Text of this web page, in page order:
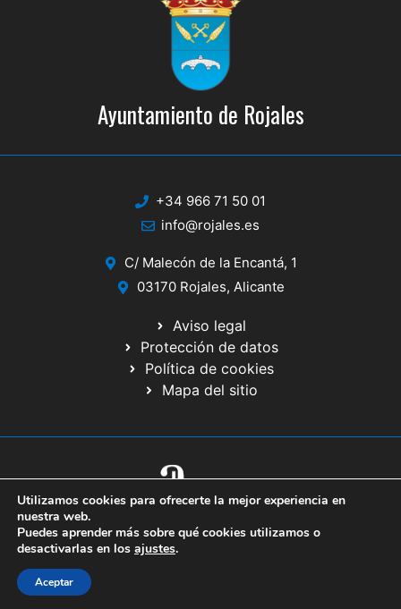
Ayuntamiento de Rojales
+34 966 71 50 01
info@rojales.es
C/ Malecón de la Encantá, 1
03170 Rojales, Alicante
Aviso legal
Protección de datos
Política de cookies
Mapa del sitio
© 2020 Web desarrollada por el Servicio de Informática de Diputación
de Alicante
Utilizamos cookies para ofrecerte la mejor experiencia en
nuestra web.
Puedes aprender más sobre qué cookies utilizamos o
desactivarlas en los ajustes.
Aceptar